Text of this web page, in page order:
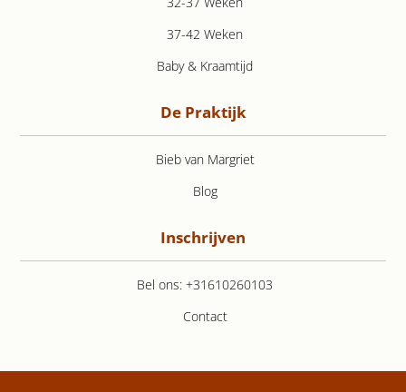
37-42 Weken
Baby & Kraamtijd
De Praktijk
Bieb van Margriet
Blog
Inschrijven
Bel ons: +31610260103
Contact